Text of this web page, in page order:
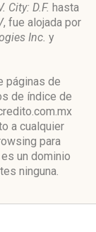
City: D.F. hasta
, fue alojada por
Inc. y
páginas de
de índice de
a cualquier
para
un dominio
ninguna.